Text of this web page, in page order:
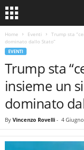
Home Eventi
Trump sta
dominato dallo Stato”
EVENTI
Trump sta
insieme un
dominato
By Vincenzo Rovelli - 4